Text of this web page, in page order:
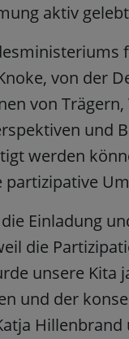
aktiv
von der
von
und
werden
Einladung
die
unsere Kita
und der